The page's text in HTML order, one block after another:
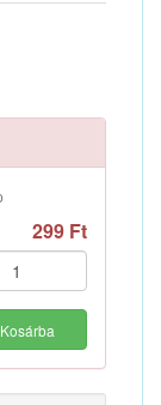
299 Ft
Kosárba